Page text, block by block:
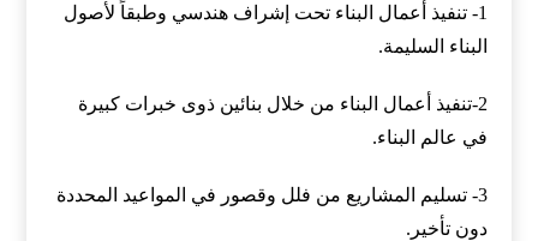
1- تنفيذ أعمال البناء تحت إشراف هندسي وطبقاً لأصول
البناء السليمة.
2-تنفيذ أعمال البناء من خلال بنائين ذوى خبرات كبيرة
في عالم البناء.
3- تسليم المشاريع من فلل وقصور في المواعيد المحددة
دون تأخير.